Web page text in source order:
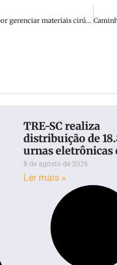
Jornal da Manhã recebe responsável por gerenciar materiais cirúrgicos do IMAS/Hospital Imigrantes
TRE-SC realiza
distribuição de
urnas eletrônicas
8 de agosto de 2026
Ler mais »